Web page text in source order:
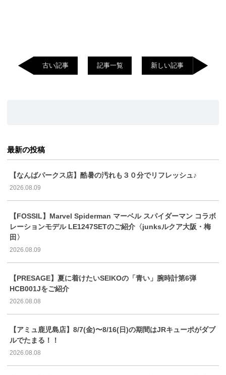
古い記事 記事一覧 新しい記事
最新の投稿
【なんばパークス店】酷暑の汚れも３０分でリフレッシュ♪
2026.08.09
【FOSSIL】Marvel Spiderman マーベル スパイダーマン コラボ
レーションモデル LE1247SETのご紹介〈junksルクア大阪・梅
田〉
2026.08.09
【PRESAGE】夏に着けたいSEIKOの「青い」腕時計第6弾
HCB001Jをご紹介
2026.08.08
【アミュ鹿児島店】8/7(金)〜8/16(日)の期間はJRキューポがダブ
ルでたまる！！
2026.08.08